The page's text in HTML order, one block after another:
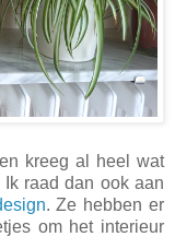
kreeg al heel wat
raad dan ook aan
. Ze hebben er
om het interieur